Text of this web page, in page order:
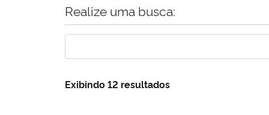
Início do conteúdo
Realize uma busca:
Exibindo 12 resultados